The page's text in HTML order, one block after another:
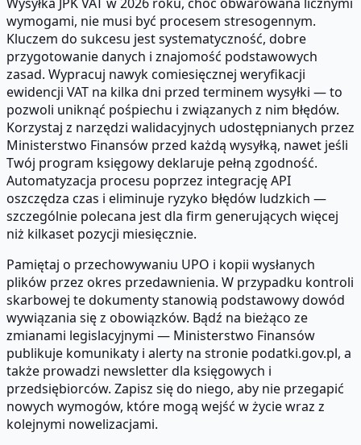
wymogami, nie musi być procesem stresogennym.
Kluczem do sukcesu jest systematyczność, dobre
przygotowanie danych i znajomość podstawowych
zasad. Wypracuj nawyk comiesięcznej weryfikacji
ewidencji VAT na kilka dni przed terminem wysyłki — to
pozwoli uniknąć pośpiechu i związanych z nim błędów.
Korzystaj z narzędzi walidacyjnych udostępnianych przez
Ministerstwo Finansów przed każdą wysyłką, nawet jeśli
Twój program księgowy deklaruje pełną zgodność.
Automatyzacja procesu poprzez integrację API
oszczędza czas i eliminuje ryzyko błędów ludzkich —
szczególnie polecana jest dla firm generujących więcej
niż kilkaset pozycji miesięcznie.
Pamiętaj o przechowywaniu UPO i kopii wysłanych
plików przez okres przedawnienia. W przypadku kontroli
skarbowej te dokumenty stanowią podstawowy dowód
wywiązania się z obowiązków. Bądź na bieżąco ze
zmianami legislacyjnymi — Ministerstwo Finansów
publikuje komunikaty i alerty na stronie podatki.gov.pl, a
także prowadzi newsletter dla księgowych i
przedsiębiorców. Zapisz się do niego, aby nie przegapić
nowych wymogów, które mogą wejść w życie wraz z
kolejnymi nowelizacjami.